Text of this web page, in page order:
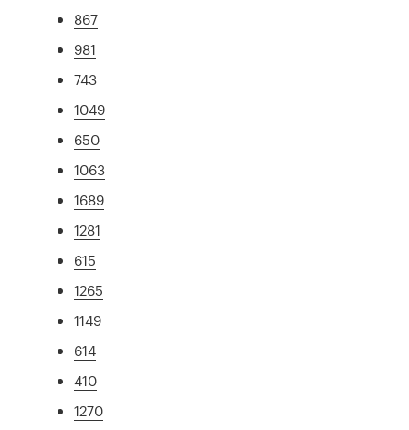
867
981
743
1049
650
1063
1689
1281
615
1265
1149
614
410
1270